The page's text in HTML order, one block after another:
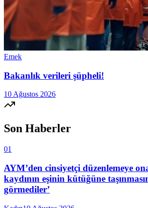
Emek
Bakanlık verileri şüpheli!
10 Ağustos 2026
Son Haberler
01
AYM’den cinsiyetçi düzenlemeye
kaydının eşinin kütüğüne
görmediler’